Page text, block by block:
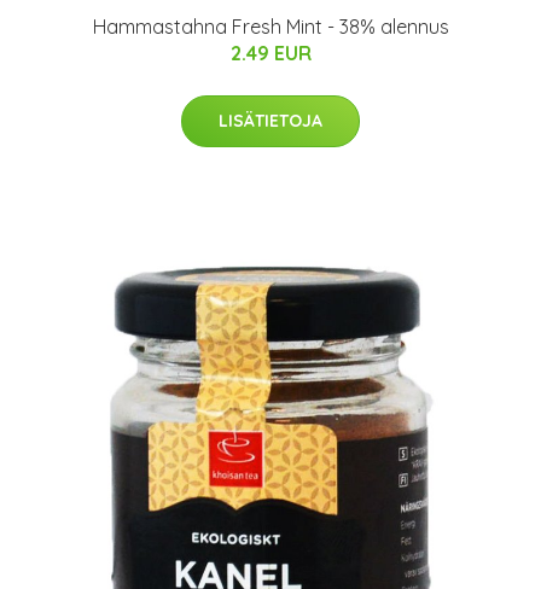
Hammastahna Fresh Mint - 38% alennus
2.49 EUR
LISÄTIETOJA